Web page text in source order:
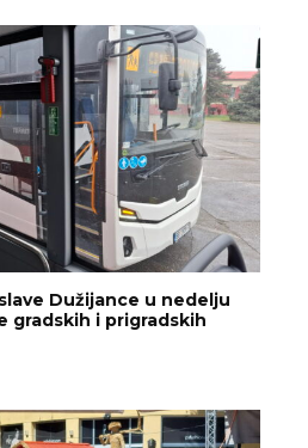
Dužijance u nedelju
gradskih i prigradskih